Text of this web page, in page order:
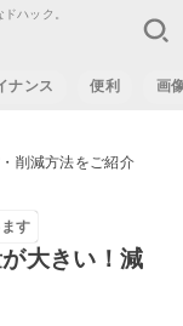
ハック。
ナンス 便利 画
削減方法をご紹介
す
大きい！減